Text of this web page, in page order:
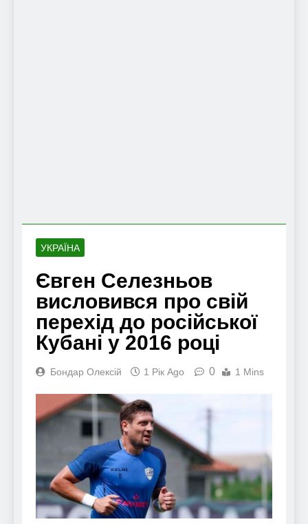
УКРАЇНА
Євген Селезньов
висловився про свій
перехід до російської
Кубані у 2016 році
Бондар Олексій 1 Рік Ago 0 1 Mins